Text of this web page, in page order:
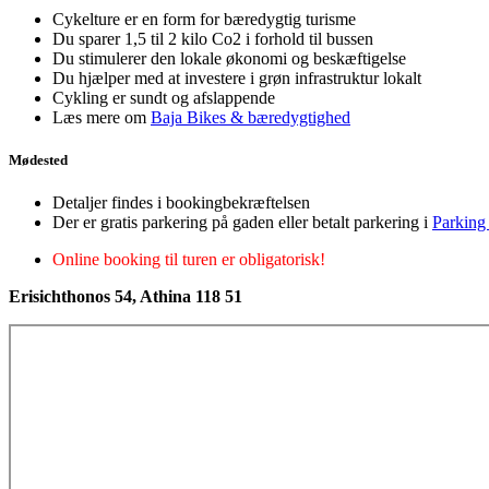
Cykelture er en form for bæredygtig turisme
Du sparer 1,5 til 2 kilo Co2 i forhold til bussen
Du stimulerer den lokale økonomi og beskæftigelse
Du hjælper med at investere i grøn infrastruktur lokalt
Cykling er sundt og afslappende
Læs mere om Baja Bikes & bæredygtighed
Mødested
Detaljer findes i bookingbekræftelsen
Der er gratis parkering på gaden eller betalt parkering i Parking
Online booking til turen er obligatorisk!
Erisichthonos 54, Athina 118 51